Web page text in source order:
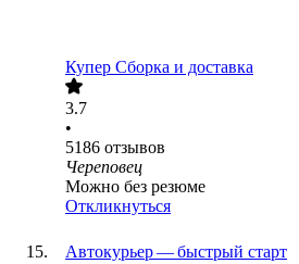
Купер Сборка и доставка
3.7
•
5186 отзывов
Череповец
Можно без резюме
Откликнуться
Автокурьер — быстрый старт